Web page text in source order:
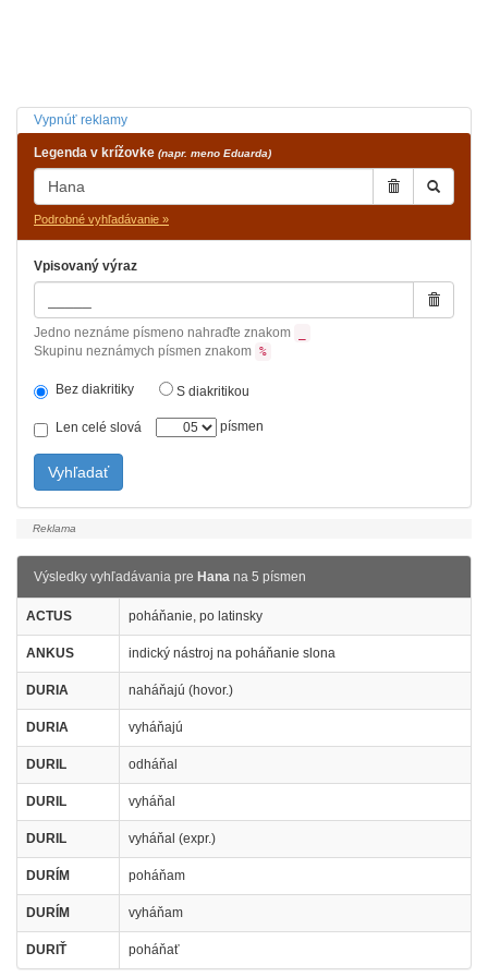
Vypnúť reklamy
Legenda v krížovke (napr. meno Eduarda)
Podrobné vyhľadávanie »
Vpisovaný výraz
Jedno neznáme písmeno nahraďte znakom
Skupinu neznámych písmen znakom %
Bez diakritiky S diakritikou
Len celé slová písmen
Vyhľadať
Výsledky vyhľadávania pre Hana na 5 písmen
ACTUS poháňanie, po latinsky
ANKUS indický nástroj na poháňanie slona
DURIA naháňajú (hovor.)
DURIA vyháňajú
DURIL odháňal
DURIL vyháňal
DURIL vyháňal (expr.)
DURÍM poháňam
DURÍM vyháňam
DURIŤ poháňať